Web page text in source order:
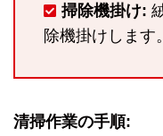
掃除機掛け:
除機掛けします。
清掃作業の手順: